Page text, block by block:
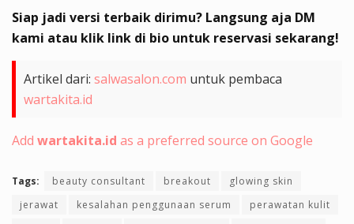
Siap jadi versi terbaik dirimu? Langsung aja DM
kami atau klik link di bio untuk reservasi sekarang!
Artikel dari: salwasalon.com untuk pembaca
wartakita.id
Add wartakita.id as a preferred source on Google
Tags: beauty consultant breakout
glowing skin
jerawat
kesalahan penggunaan serum
perawatan kulit